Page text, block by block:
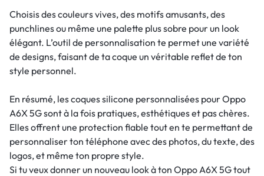
Choisis des couleurs vives, des motifs amusants, des
punchlines ou même une palette plus sobre pour un look
élégant. L’outil de personnalisation te permet une variété
de designs, faisant de ta coque un véritable reflet de ton
style personnel.
En résumé, les coques silicone personnalisées pour Oppo
A6X 5G sont à la fois pratiques, esthétiques et pas chères.
Elles offrent une protection fiable tout en te permettant de
personnaliser ton téléphone avec des photos, du texte, des
logos, et même ton propre style.
Si tu veux donner un nouveau look à ton Oppo A6X 5G tout